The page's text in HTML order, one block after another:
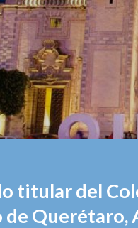
titular del
de Querétaro,